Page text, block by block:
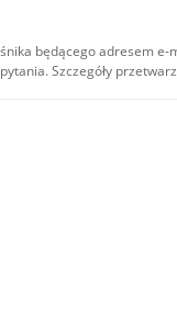
będącego adresem
Szczegóły